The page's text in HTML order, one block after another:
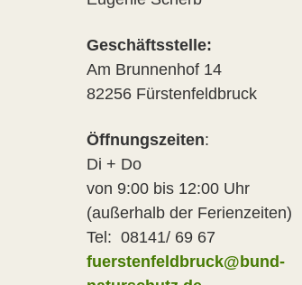
Geschäftsstelle:
Am Brunnenhof 14
82256 Fürstenfeldbruck
Öffnungszeiten:
Di + Do
von 9:00 bis 12:00 Uhr
(außerhalb der Ferienzeiten)
Tel: 08141/ 69 67
fuerstenfeldbruck@bund-